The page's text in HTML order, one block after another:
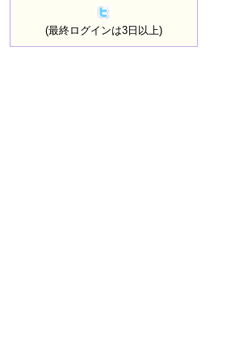
(最終ログインは3日以上)